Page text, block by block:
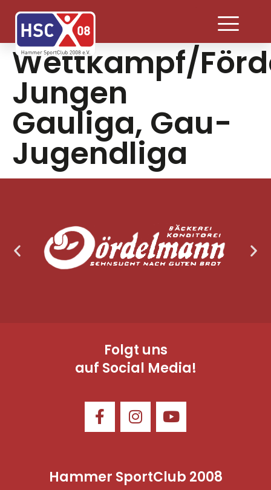
Wettkampf/
Jungen
Gauliga, Gau-
Jugendliga
Folgt uns
auf Social Media!
Hammer SportClub 2008